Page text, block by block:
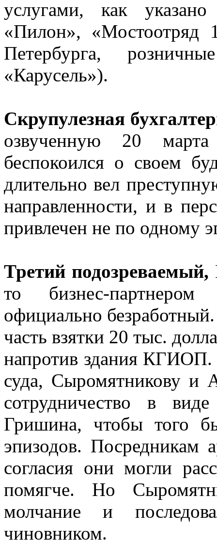
услугами, как
«Пилон», «Мостоотряд
Петербурга,
«Карусель»).
Скрупулезная
озвученную 20
беспокоился о своем
длительно вел
направленности, и в
привлечен не по одному
Третий подозреваемый,
то бизнес-
официально
часть взятки 20 тыс.
напротив здания КГИОП.
суда, Сыромятникову и
сотрудничество в
Гришина, чтобы того
эпизодов. Посредникам
согласия они могли
помягче. Но
молчание и
чиновником.